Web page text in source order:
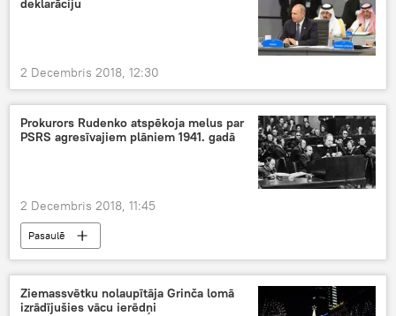
deklarāciju
2 Decembris 2018, 12:30
Prokurors Rudenko atspēkoja melus par
PSRS agresīvajiem plāniem 1941. gadā
2 Decembris 2018, 11:45
Pasaulē
Ziemassvētku nolaupītāja Grinča lomā
izrādījušies vācu ierēdņi